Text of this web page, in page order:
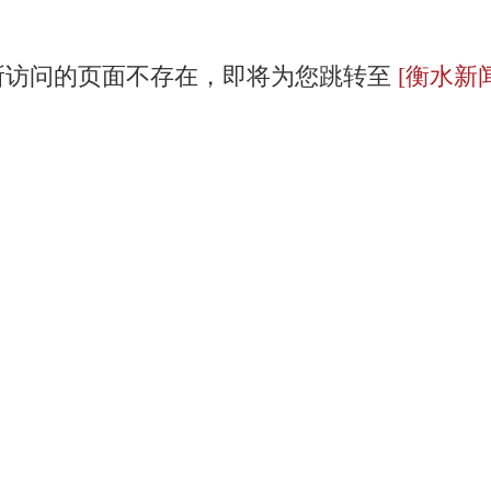
问的页面不存在，即将为您跳转至 [衡水新